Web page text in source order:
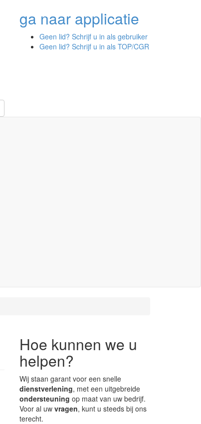
ga naar applicatie
Geen lid? Schrijf u in als gebruiker
Geen lid? Schrijf u in als TOP/CGR
Hoe kunnen we u
helpen?
Wij staan garant voor een snelle
dienstverlening, met een uitgebreide
ondersteuning op maat van uw bedrijf.
Voor al uw vragen, kunt u steeds bij ons
terecht.